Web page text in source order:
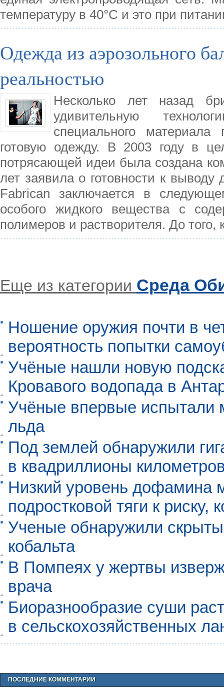
температуру в 40°C и это при
Одежда из аэрозольного
реальностью
Несколько лет назад
удивительную
специального
готовую одежду. В 2003 году в
потрясающей идеи была создана
лет заявила о готовности к
Fabrican заключается в
особого жидкого вещества с
полимеров и растворителя. До того,
Еще из категории Среда
Ношение оружия почти в
вероятность попытки
Учёные нашли новую
Кровавого водопада в
Учёные впервые испытали
льда
Под землей обнаружили
в квадриллионы
Низкий уровень дофамина
подростковой тяги к риску,
Ученые обнаружили
кобальта
В Помпеях у жертвы
врача
Биоразнообразие суши
в сельскохозяйственных
ПОСЛЕДНИЕ КОММЕНТАРИИ